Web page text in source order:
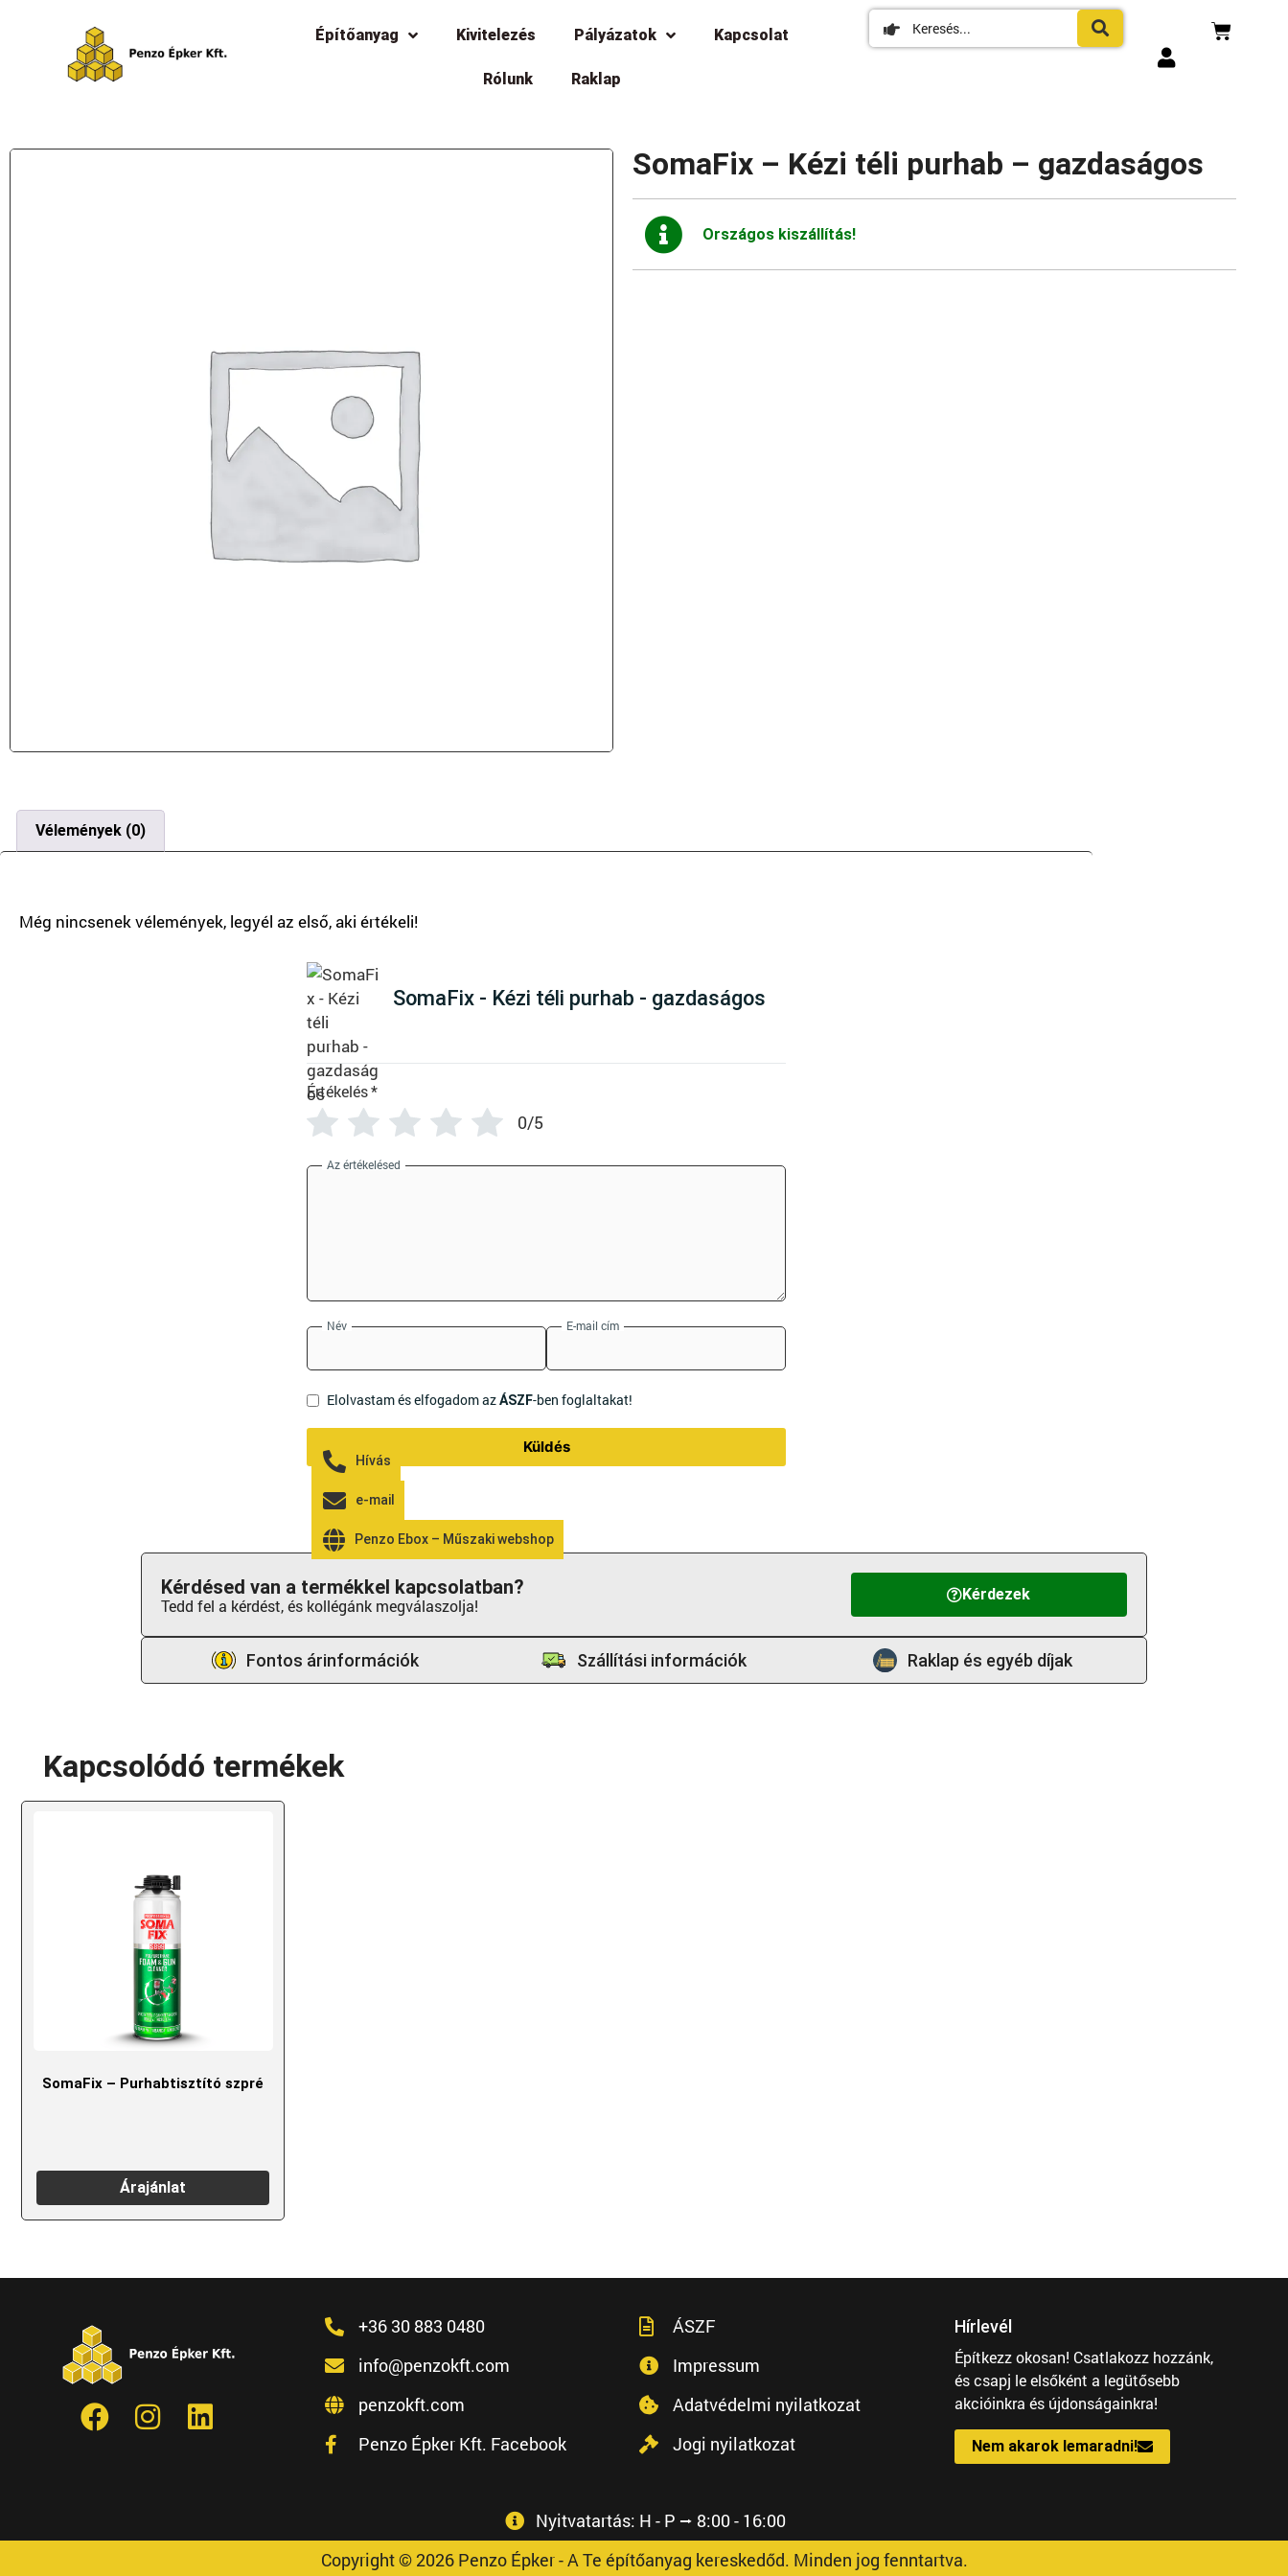
Építőanyag Kivitelezés Pályázatok Kapcsolat
Rólunk Raklap
SomaFix – Kézi téli purhab – gazdaságos
Országos kiszállítás!
Vélemények (0)
SomaFix - Kézi téli purhab - gazdaságos
Értékelés*
0/5
Az értékelésed
Név E-mail cím
Elolvastam és elfogadom azÁSZF-ben foglaltakat!
Küldés
Kérdezek
Kérdésed van a termékkel kapcsolatban?
Tedd fel a kérdést, és kollégánk megválaszolja!
Fontos árinformációk Szállítási információk Raklap és egyéb díjak
Kapcsolódó termékek
SomaFix – Purhabtisztító szpré
Árajánlat
+36 30 883 0480
info@penzokft.com
penzokft.com
Penzo Épker Kft. Facebook
ÁSZF
Impressum
Adatvédelmi nyilatkozat
Jogi nyilatkozat
Hírlevél
Építkezz okosan! Csatlakozz hozzánk,
és csapj le elsőként a legütősebb
akcióinkra és újdonságainkra!
Nem akarok lemaradni!
Nyitvatartás: H - P ⭢ 8:00 - 16:00
Copyright © 2026 Penzo Épker - A Te építőanyag kereskedőd. Minden jog fenntartva.
Hívás
e-mail
Penzo Ebox – Műszaki webshop